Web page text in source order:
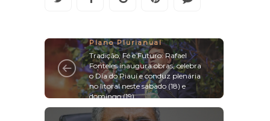
Plano Plurianual
Tradição, Fé e Futuro: Rafael
Fonteles inaugura obras, celebra
o Dia do Piauí e conduz plenária
no litoral neste sábado (18) e
domingo (19)